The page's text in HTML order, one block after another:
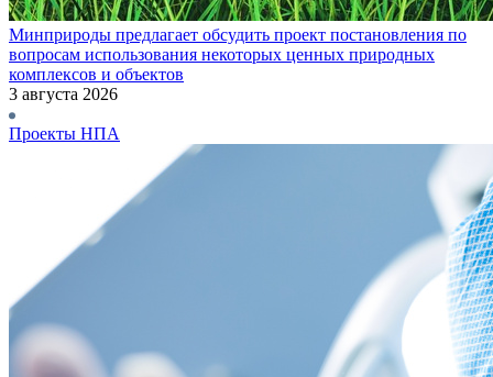
Минприроды предлагает обсудить проект постановления по
вопросам использования некоторых ценных природных
комплексов и объектов
3 августа 2026
Проекты НПА